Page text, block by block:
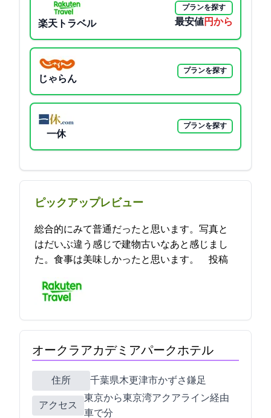
楽天トラベル
プランを探す
最安値8300円から
じゃらん
プランを探す
一休
プランを探す
ピックアップレビュー
総合的にみて普通だったと思います。写真と
はだいぶ違う感じで建物古いなあと感じまし
た。食事は美味しかったと思います。 2021-10-06 12:06:25投稿
オークラアカデミアパークホテル
住所 千葉県木更津市かずさ鎌足2-3-9
アクセス
東京から東京湾アクアライン経由
車で60分